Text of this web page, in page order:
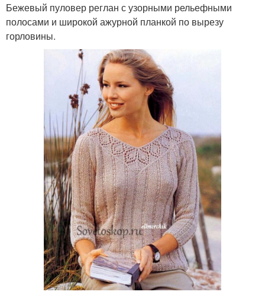
Бежевый пуловер реглан с узорными рельефными
полосами и широкой ажурной планкой по вырезу
горловины.